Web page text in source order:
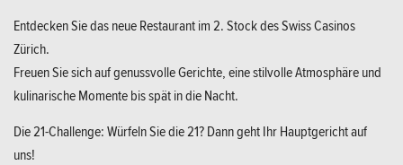
Entdecken Sie das neue Restaurant im 2. Stock des Swiss Casinos
Zürich.
Freuen Sie sich auf genussvolle Gerichte, eine stilvolle Atmosphäre und
kulinarische Momente bis spät in die Nacht.
Die 21-Challenge: Würfeln Sie die 21? Dann geht Ihr Hauptgericht auf
uns!